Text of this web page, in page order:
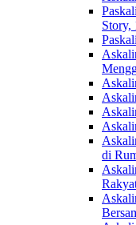
Story,
di